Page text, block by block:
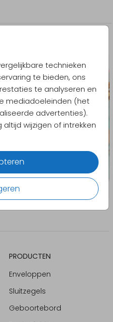
technieken
te bieden, ons
te analyseren en
mediadoeleinden (het
advertenties).
wijzigen of intrekken
PRODUCTEN
Enveloppen
Sluitzegels
Geboortebord